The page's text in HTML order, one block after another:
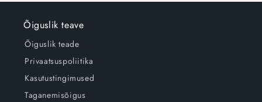
Õiguslik teave
Õiguslik teade
Privaatsuspoliitika
Kasutustingimused
Taganemisõigus